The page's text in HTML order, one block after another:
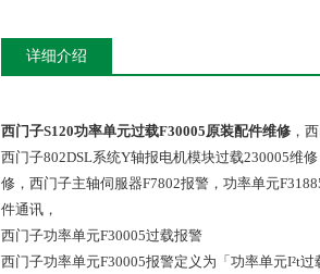
详细介绍
西门子S120功率单元过载F30005原装配件维修 ，
西门子802DSL系统Y轴报电机模块过载230005维
修，西门子主轴伺服器F7802报警，功率单元
件通讯，
西门子功率单元F30005过载报警
西门子功率单元F30005报警定义为「功率单元I²t过载」‌，是累计热负载超过安全阈值触发的停机保护，瞬时过电流，可按以下标准